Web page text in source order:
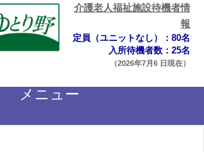
介護老人福祉施設待機者情
報
定員（ユニットなし）：80名
入所待機者数：25名
（2026年7月6 日現在）
メニュー